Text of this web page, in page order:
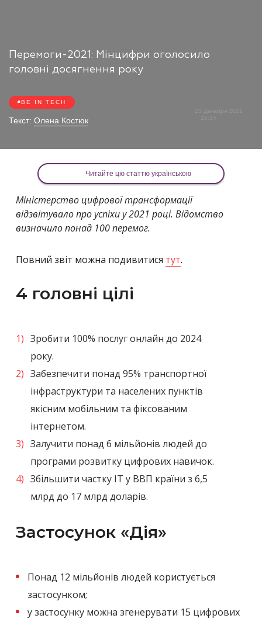
Перемоги-2021: Мінцифри оголосило
головні досягнення року
BE IN TECH
Текст: Олена Костюк
23 Декабря 2021
Читайте цю статтю українською
Міністерство цифрової трансформації
відзвітувало про успіхи у 2021 році. Відомство
визначило понад 100 перемог.
Повний звіт можна подивитися тут.
4 головні цілі
Зробити 100% послуг онлайн до 2024
року.
Забезпечити понад 95% транспортної
інфраструктури та населених пунктів
якісним мобільним та фіксованим
інтернетом.
Залучити понад 6 мільйонів людей до
програми розвитку цифрових навичок.
Збільшити частку ІТ у ВВП країни з 6,5
млрд до 17 млрд доларів.
Застосунок «Дія»
Понад 12 мільйонів людей користується
застосунком;
у застосунку можна згенерувати 15 цифрових